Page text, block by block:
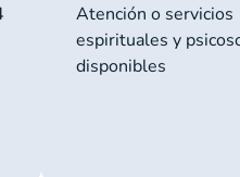
Atención o servicios
espirituales y
disponibles